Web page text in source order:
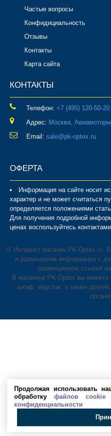
Частые вопросы
Конфидициальность
Отзывы
Контакты
Карта сайта
КОНТАКТЫ
Телефон: ‎+7 (495) 120-50-20
Адрес: Москва,
Email: sale@pk-optex.ru
ОФЕРТА
Информация на сайте носит
характер и не может считаться
определяется положениями
Для получения подробной
ценах воспользуйтесь
© Интернет магазин PK-Optex.ru.
и размещение информации с
размещением ссылки
В магазине PK-Optex вы можете
шкаф, верстак, а также
Продолжая использовать
обработку файлов cookie
конфиденциальности